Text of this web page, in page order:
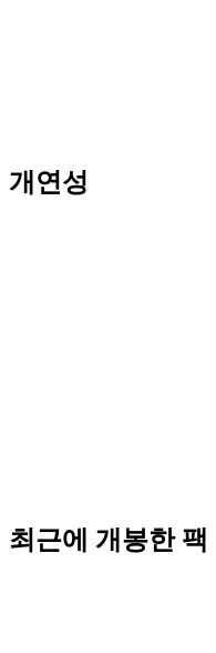
개연성
최근에 개봉한 팩